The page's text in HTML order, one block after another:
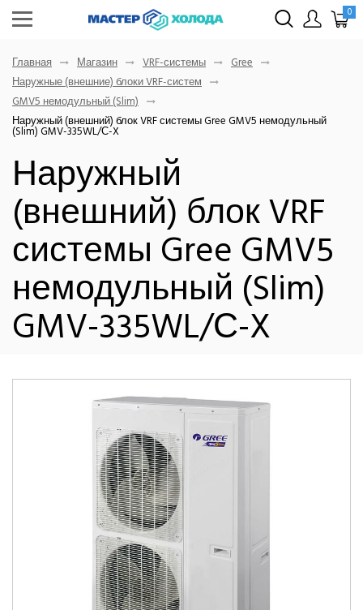
0
Главная Магазин VRF-системы
Gree
Наружные (внешние) блоки VRF-систем
GMV5 немодульный (Slim)
Наружный (внешний) блок VRF системы Gree GMV5 немодульный
(Slim) GMV-335WL/С-X
Наружный
(внешний) блок VRF
системы Gree GMV5
немодульный (Slim)
GMV-335WL/С-X